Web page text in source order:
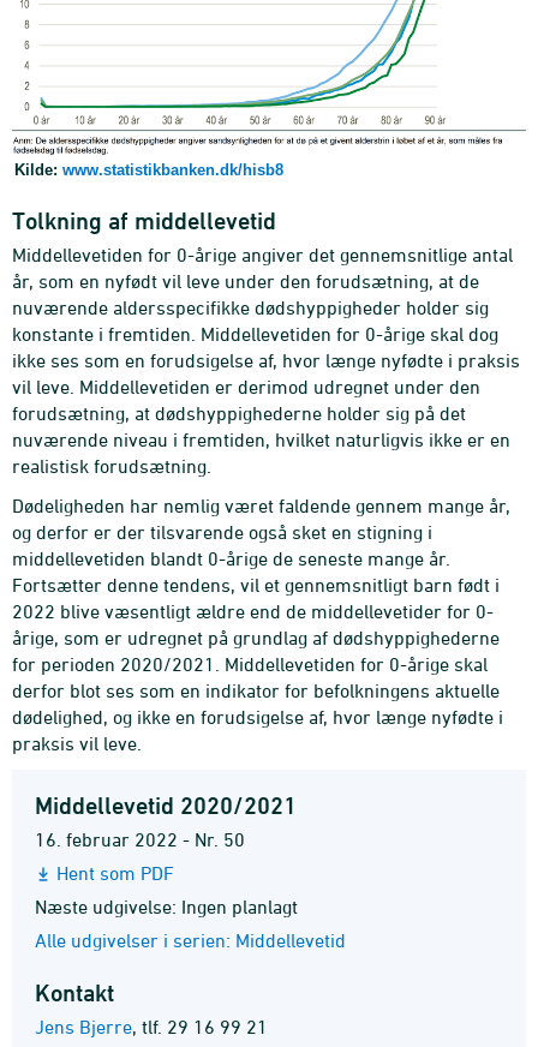
Kilde: www.statistikbanken.dk/hisb8
Tolkning af middellevetid
Middellevetiden for 0-årige angiver det gennemsnitlige antal
år, som en nyfødt vil leve under den forudsætning, at de
nuværende aldersspecifikke dødshyppigheder holder sig
konstante i fremtiden. Middellevetiden for 0-årige skal dog
ikke ses som en forudsigelse af, hvor længe nyfødte i praksis
vil leve. Middellevetiden er derimod udregnet under den
forudsætning, at dødshyppighederne holder sig på det
nuværende niveau i fremtiden, hvilket naturligvis ikke er en
realistisk forudsætning.
Dødeligheden har nemlig været faldende gennem mange år,
og derfor er der tilsvarende også sket en stigning i
middellevetiden blandt 0-årige de seneste mange år.
Fortsætter denne tendens, vil et gennemsnitligt barn født i
2022 blive væsentligt ældre end de middellevetider for 0-
årige, som er udregnet på grundlag af dødshyppighederne
for perioden 2020/2021. Middellevetiden for 0-årige skal
derfor blot ses som en indikator for befolkningens aktuelle
dødelighed, og ikke en forudsigelse af, hvor længe nyfødte i
praksis vil leve.
Middellevetid 2020/2021
16. februar 2022 - Nr. 50
Hent som PDF
Næste udgivelse: Ingen planlagt
Alle udgivelser i serien: Middellevetid
Kontakt
Jens Bjerre, tlf. 29 16 99 21